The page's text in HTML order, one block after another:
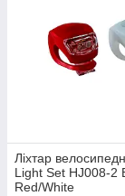
Ліхтар
Light Set HJ008-2
Red/White